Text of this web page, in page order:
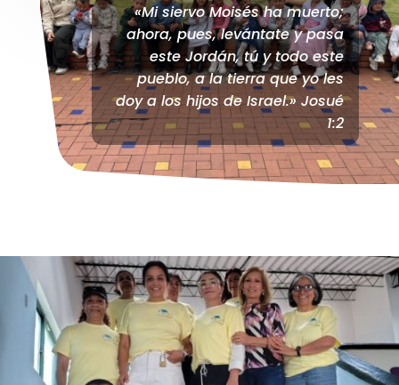
«Mi siervo Moisés ha muerto;
ahora, pues, levántate y pasa
este Jordán, tú y todo este
pueblo, a la tierra que yo les
doy a los hijos de Israel.» Josué
1:2